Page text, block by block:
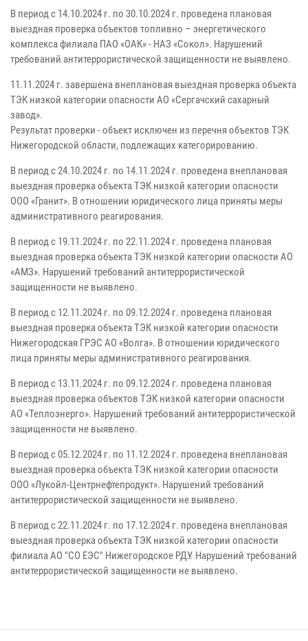
В период с 14.10.2024 г. по 30.10.2024 г. проведена плановая
выездная проверка объектов топливно – энергетического
комплекса филиала ПАО «ОАК» - НАЗ «Сокол». Нарушений
требований антитеррористической защищенности не выявлено.
11.11.2024 г. завершена внеплановая выездная проверка объекта
ТЭК низкой категории опасности АО «Сергачский сахарный
завод».
Результат проверки - объект исключен из перечня объектов ТЭК
Нижегородской области, подлежащих категорированию.
В период с 24.10.2024 г. по 14.11.2024 г. проведена внеплановая
выездная проверка объекта ТЭК низкой категории опасности
ООО «Гранит». В отношении юридического лица приняты меры
административного реагирования.
В период с 19.11.2024 г. по 22.11.2024 г. проведена плановая
выездная проверка объекта ТЭК низкой категории опасности АО
«АМЗ». Нарушений требований антитеррористической
защищенности не выявлено.
В период с 12.11.2024 г. по 09.12.2024 г. проведена плановая
выездная проверка объекта ТЭК низкой категории опасности
Нижегородская ГРЭС АО «Волга». В отношении юридического
лица приняты меры административного реагирования.
В период с 13.11.2024 г. по 09.12.2024 г. проведена плановая
выездная проверка объектов ТЭК низкой категории опасности
АО «Теплоэнерго». Нарушений требований антитеррористической
защищенности не выявлено.
В период с 05.12.2024 г. по 11.12.2024 г. проведена внеплановая
выездная проверка объекта ТЭК низкой категории опасности
ООО «Лукойл-Центрнефтепродукт». Нарушений требований
антитеррористической защищенности не выявлено.
В период с 22.11.2024 г. по 17.12.2024 г. проведена внеплановая
выездная проверка объекта ТЭК низкой категории опасности
филиала АО "СО ЕЭС" Нижегородское РДУ. Нарушений требований
антитеррористической защищенности не выявлено.